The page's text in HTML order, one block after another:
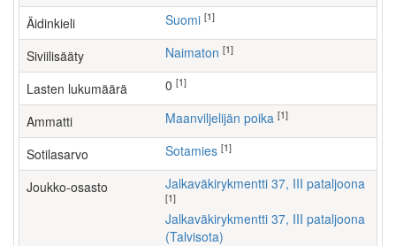
Äidinkieli Suomi [1]
Siviilisääty Naimaton [1]
Lasten lukumäärä [1]
Ammatti maanviljelijän poika [1]
Sotilasarvo Sotamies [1]
Joukko-osasto Jalkaväkirykmentti 37, III pataljoona
[1]
Jalkaväkirykmentti 37, III pataljoona
(Talvisota)